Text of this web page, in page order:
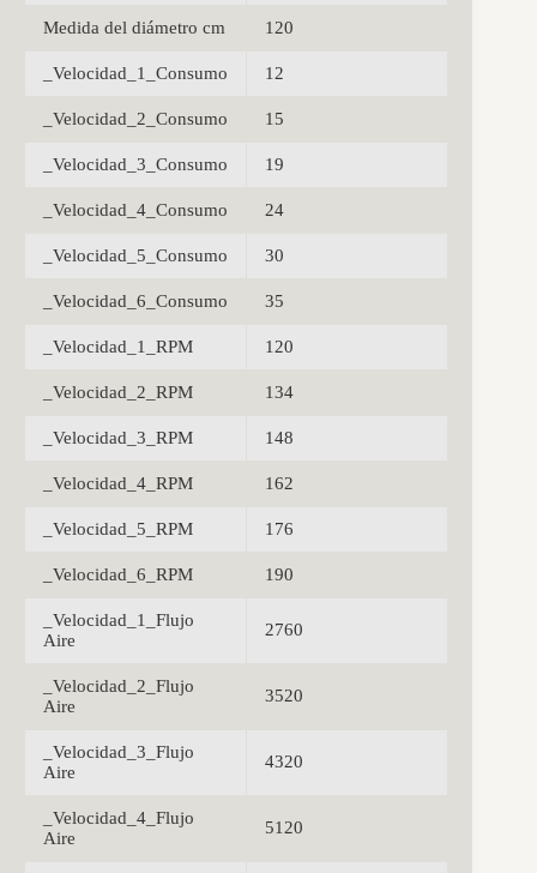
Medida del diámetro cm 120
_Velocidad_1_Consumo 12
_Velocidad_2_Consumo 15
_Velocidad_3_Consumo 19
_Velocidad_4_Consumo 24
_Velocidad_5_Consumo 30
_Velocidad_6_Consumo 35
_Velocidad_1_RPM 120
_Velocidad_2_RPM 134
_Velocidad_3_RPM 148
_Velocidad_4_RPM 162
_Velocidad_5_RPM 176
_Velocidad_6_RPM 190
_Velocidad_1_Flujo
Aire
2760
_Velocidad_2_Flujo
Aire
3520
_Velocidad_3_Flujo
Aire
4320
_Velocidad_4_Flujo
Aire
5120